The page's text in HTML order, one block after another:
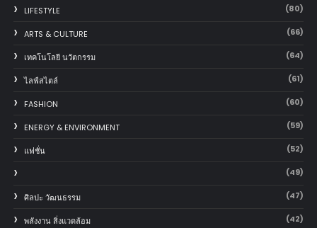
LIFESTYLE (80)
ARTS & CULTURE (66)
เทคโนโลยี นวัตกรรม (64)
ไลฟ์สไตล์ (61)
FASHION (60)
ENERGY & ENVIRONMENT (59)
แฟชั่น (52)
(49)
ศิลปะ วัฒนธรรม (47)
พลังงาน สิ่งแวดล้อม (42)